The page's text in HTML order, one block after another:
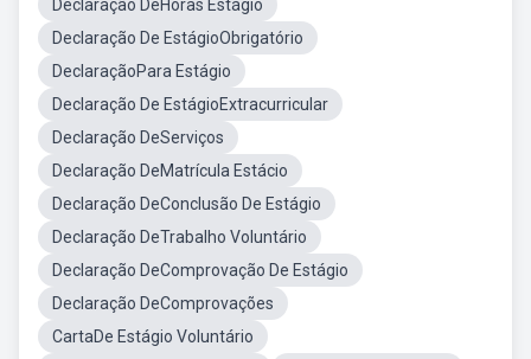
Declaração DeHoras Estágio
Declaração De EstágioObrigatório
DeclaraçãoPara Estágio
Declaração De EstágioExtracurricular
Declaração DeServiços
Declaração DeMatrícula Estácio
Declaração DeConclusão De Estágio
Declaração DeTrabalho Voluntário
Declaração DeComprovação De Estágio
Declaração DeComprovações
CartaDe Estágio Voluntário